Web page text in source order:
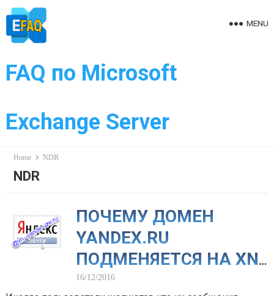
to
content
FAQ по Microsoft
Exchange Server
MENU
Home NDR
NDR
ПОЧЕМУ ДОМЕН
YANDEX.RU
ПОДМЕНЯЕТСЯ НА XN-
-YANDE-UZE.RU ?
16/12/2016